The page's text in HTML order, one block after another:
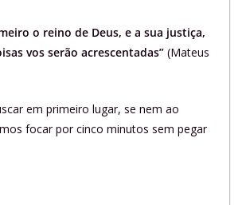
o reino de Deus, e a sua justiça,
vos serão acrescentadas” (Mateus
em primeiro lugar, se nem ao
focar por cinco minutos sem pegar